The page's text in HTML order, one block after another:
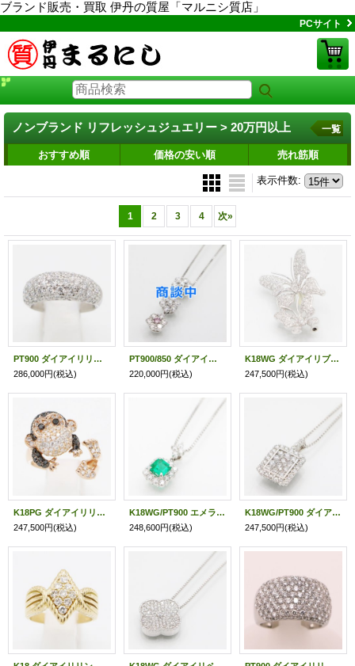
ブランド販売・買取 伊丹の質屋「マルニシ質店」
PCサイト
ノンブランド リフレッシュジュエリー > 20万円以上 一覧
おすすめ順 価格の安い順 売れ筋順
表示件数:
1 2 3 4 次»
PT900 ダイアイリリング 2.00ct 9.10g
286,000円(税込)
PT900/850 ダイアイリペンダントネックレス 0.077ct 1.46ct 6.20g
220,000円(税込)
K18WG ダイアイリブローチ 2.20ct 7.50g
247,500円(税込)
K18PG ダイアイリリング 1.55ct 7.70g
247,500円(税込)
K18WG/PT900 エメラルドダイアイリペンダントネックレス 0.95ct 0.66ct 6.40g
248,600円(税込)
K18WG/PT900 ダイアイリペンダントネックレス 2.00ct 8.60g
247,500円(税込)